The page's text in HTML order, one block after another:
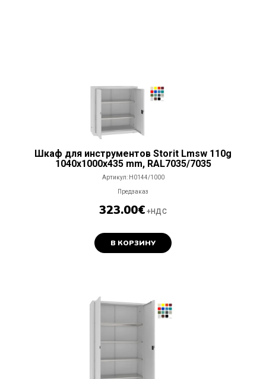
Шкаф для инструментов Storit Lmsw 110g
1040x1000x435 mm, RAL7035/7035
Артикул: H0144/1000
Предзаказ
323.00€ +НДС
В КОРЗИНУ